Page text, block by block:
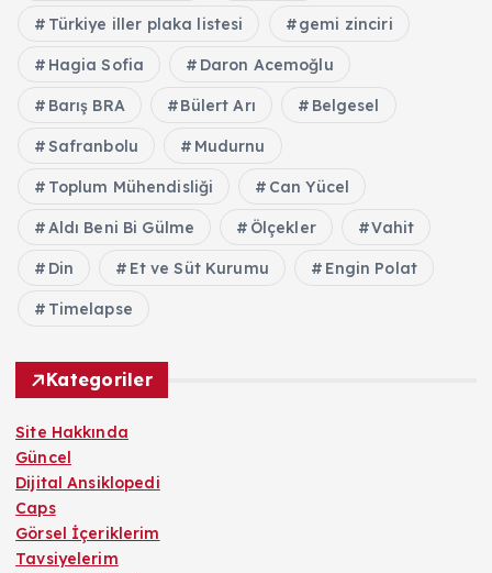
Türkiye iller plaka listesi gemi zinciri
Hagia Sofia Daron Acemoğlu
Barış BRA Bülert Arı Belgesel
Safranbolu Mudurnu
Toplum Mühendisliği Can Yücel
Aldı Beni Bi Gülme Ölçekler Vahit
Din Et ve Süt Kurumu Engin Polat
Timelapse
Kategoriler
Site Hakkında
Güncel
Dijital Ansiklopedi
Caps
Görsel İçeriklerim
Tavsiyelerim